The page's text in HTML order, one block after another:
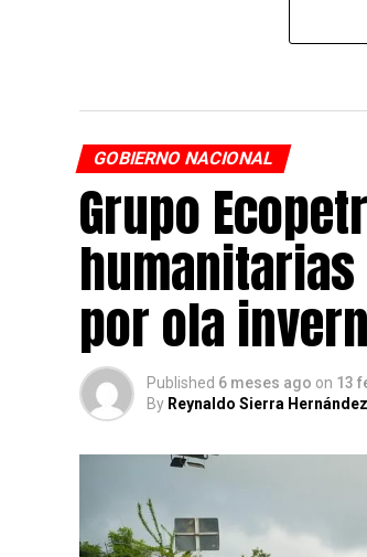
GOBIERNO NACIONAL
Grupo
por ola
Published 6 meses ago on 13
By Reynaldo Sierra Hernández